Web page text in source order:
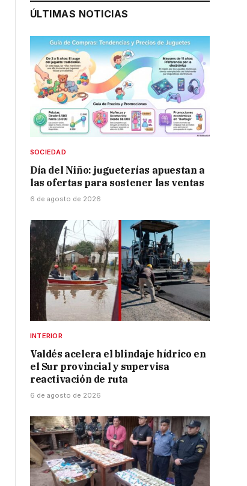
ÚLTIMAS NOTICIAS
SOCIEDAD
Día del Niño: jugueterías apuestan a
las ofertas para sostener las ventas
6 de agosto de 2026
INTERIOR
Valdés acelera el blindaje hídrico en
el Sur provincial y supervisa
reactivación de ruta
6 de agosto de 2026